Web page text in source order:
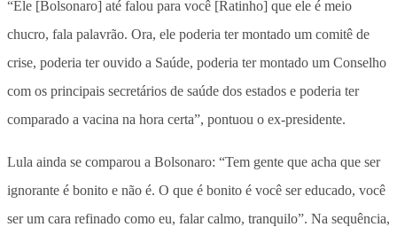
“Ele [Bolsonaro] até falou para você [Ratinho] que ele é meio
chucro, fala palavrão. Ora, ele poderia ter montado um comitê de
crise, poderia ter ouvido a Saúde, poderia ter montado um Conselho
com os principais secretários de saúde dos estados e poderia ter
comparado a vacina na hora certa”, pontuou o ex-presidente.
Lula ainda se comparou a Bolsonaro: “Tem gente que acha que ser
ignorante é bonito e não é. O que é bonito é você ser educado, você
ser um cara refinado como eu, falar calmo, tranquilo”. Na sequência,